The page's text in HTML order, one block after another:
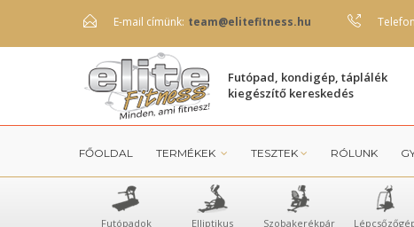
E-mail címünk: team@elitefitness.hu
Futópad, kondigép, táplálék
kiegészítő kereskedés
FŐOLDAL TERMÉKEK TESZTEK RÓLUNK
Futópadok
Elliptikus
Szobakerékpár